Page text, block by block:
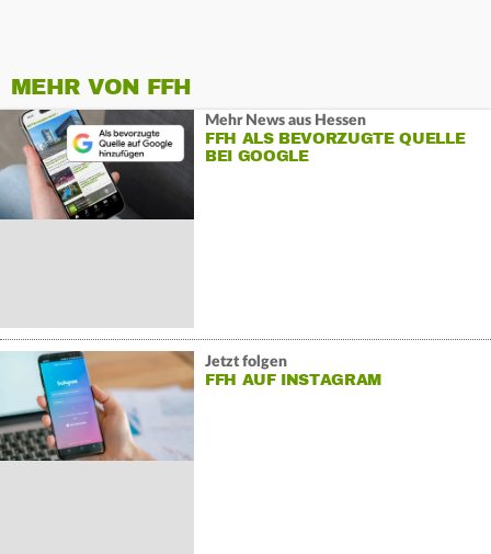
MEHR VON FFH
Mehr News aus Hessen
FFH ALS BEVORZUGTE QUELLE
BEI GOOGLE
Jetzt folgen
FFH AUF INSTAGRAM